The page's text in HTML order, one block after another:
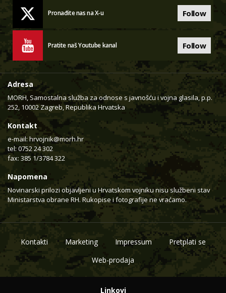
Pronađite nas na X-u Follow
Pratite naš Youtube kanal Follow
Adresa
MORH, Samostalna služba za odnose s javnošću i vojna glasila, p.p.
252, 10002 Zagreb, Republika Hrvatska
Kontakt
e-mail: hrvojnik@morh.hr
tel: 0752 24 302
fax: 385 1/3784 322
Napomena
Novinarski prilozi objavljeni u Hrvatskom vojniku nisu službeni stav
Ministarstva obrane RH. Rukopise i fotografije ne vraćamo.
Kontakti Marketing Impressum
Pretplati se
Web-prodaja
Linkovi